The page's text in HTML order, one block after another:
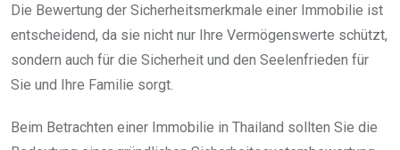
Die Bewertung der Sicherheitsmerkmale einer Immobilie ist
entscheidend, da sie nicht nur Ihre Vermögenswerte schützt,
sondern auch für die Sicherheit und den Seelenfrieden für
Sie und Ihre Familie sorgt.
Beim Betrachten einer Immobilie in Thailand sollten Sie die